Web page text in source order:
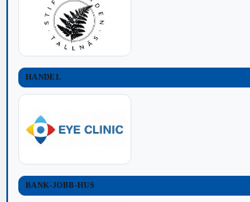
HANDEL
BANK-JOBB-HUS